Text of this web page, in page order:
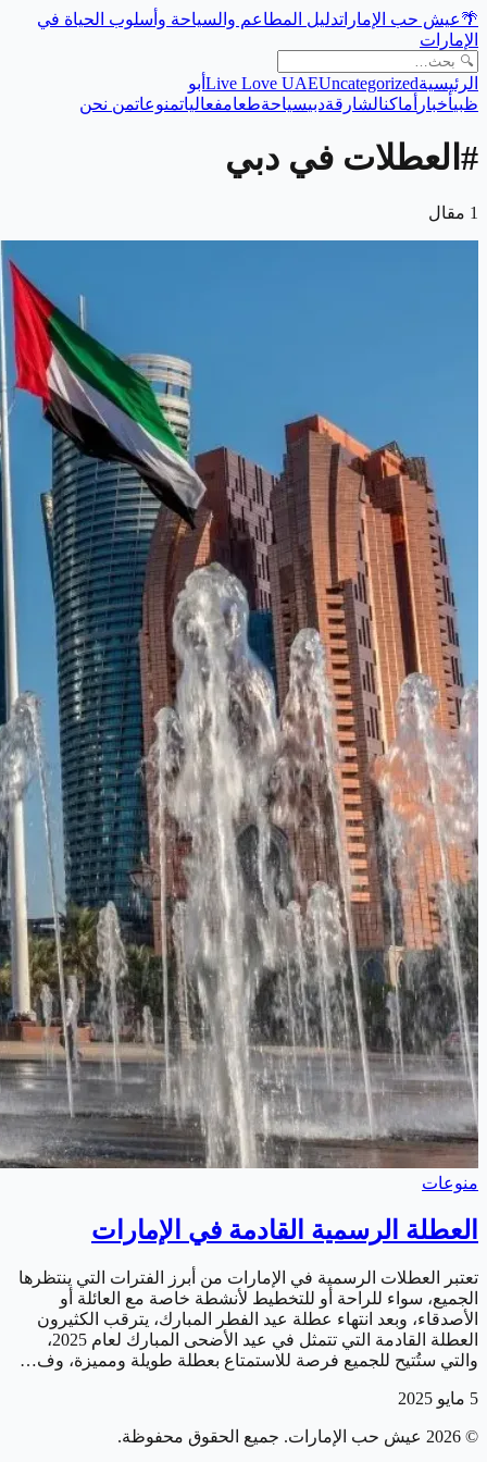
🌴عيش حب الإماراتدليل المطاعم والسياحة وأسلوب الحياة في
الإمارات
الرئيسية Live Love UAEUncategorized
أبو
ظبيأخبار أماكنالشارقةدبيسياحةطعامفعالياتمنوعاتمن نحن
# العطلات في دبي
1 مقال
منوعات
العطلة الرسمية القادمة في الإمارات
تعتبر العطلات الرسمية في الإمارات من أبرز الفترات التي ينتظرها
الجميع، سواء للراحة أو للتخطيط لأنشطة خاصة مع العائلة أو
الأصدقاء، وبعد انتهاء عطلة عيد الفطر المبارك، يترقب الكثيرون
العطلة القادمة التي تتمثل في عيد الأضحى المبارك لعام 2025،
والتي ستُتيح للجميع فرصة للاستمتاع بعطلة طويلة ومميزة، وف…
5 مايو 2025
©
2026 عيش حب الإمارات. جميع الحقوق محفوظة.